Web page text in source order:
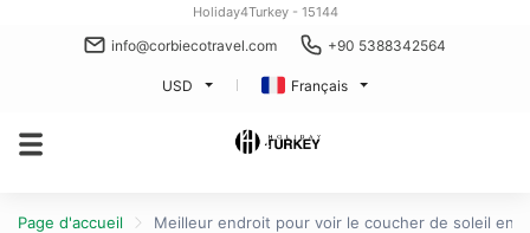
Holiday4Turkey - 15144
info@corbiecotravel.com +90 5388342564
USD Français
Page d'accueil Meilleur endroit pour voir le coucher de soleil en